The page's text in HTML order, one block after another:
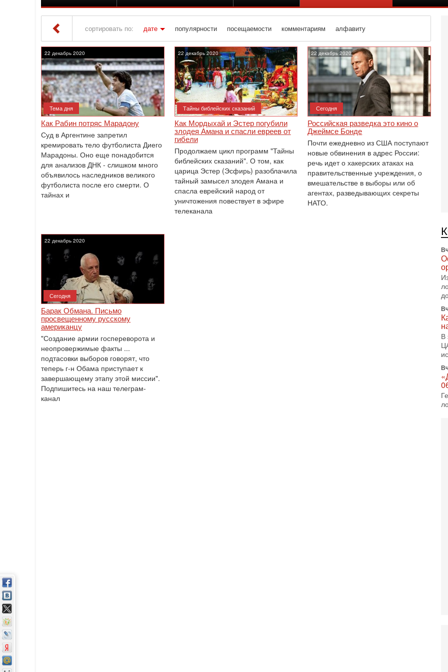
сортировать по: дате популярности посещаемости комментариям алфавиту
» Материалы за 22.12.2020
22 декабрь 2020
Тема дня
Как Рабин потряс Марадону
Суд в Аргентине запретил
кремировать тело футболиста Диего
Марадоны‎. Оно еще понадобится
для анализов ДНК - слишком много
объявилось наследников великого
футболиста после его смерти. О
тайнах и
22 декабрь 2020
Тайны библейских сказаний
Как Мордыхай и Эстер погубили
злодея Амана и спасли евреев от
гибели
Продолжаем цикл программ "Тайны
библейских сказаний". О том, как
царица Эстер (Эсфирь) разоблачила
тайный замысел злодея Амана и
спасла еврейский народ от
уничтожения повествует в эфире
телеканала
22 декабрь 2020
Сегодня
Российская разведка это кино о
Джеймсе Бонде
Почти ежедневно из США поступают
новые обвинения в адрес России:
речь идет о хакерских атаках на
правительственные учреждения, о
вмешательстве в выборы или об
агентах, разведывающих секреты
НАТО.
22 декабрь 2020
Сегодня
Барак Обмана. Письмо
просвещенному русскому
американцу
"Создание армии госпереворота и
неопровержимые факты ...
подтасовки выборов говорят, что
теперь г-н Обама приступает к
завершающему этапу этой миссии".
Подпишитесь на наш телеграм-
канал
В